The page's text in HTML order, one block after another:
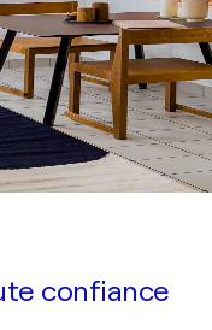
confiance